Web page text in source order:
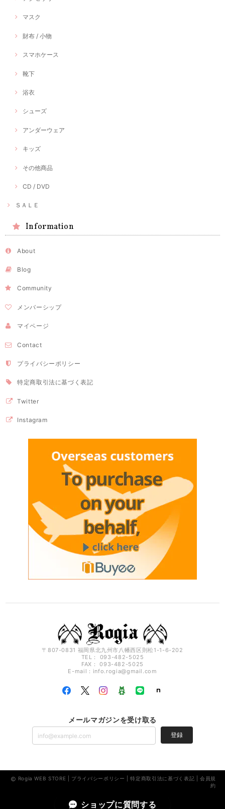
マスク
財布 / 小物
スマホケース
靴下
浴衣
シューズ
アンダーウェア
キッズ
その他商品
CD / DVD
ＳＡＬＥ
Information
About
Blog
Community
メンバーシップ
マイページ
Contact
プライバシーポリシー
特定商取引法に基づく表記
Twitter
Instagram
〒807-0831 福岡県北九州市八幡西区則松1-1-6-202
TEL： 093-482-5025
FAX： 093-482-5025
E-mail： info.rogia@gmail.com
メールマガジンを受け取る
登録
Rogia WEB STORE | プライバシーポリシー |特定商取引法に基づく表記 |会員規
約
ショップに質問する